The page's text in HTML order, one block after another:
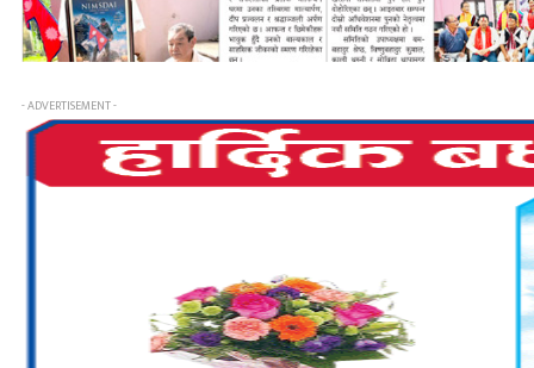
- ADVERTISEMENT -